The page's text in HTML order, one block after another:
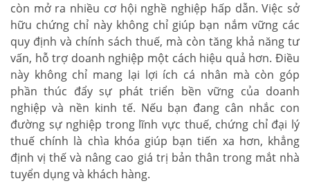
còn mở ra nhiều cơ hội nghề nghiệp hấp dẫn. Việc sở
hữu chứng chỉ này không chỉ giúp bạn nắm vững các
quy định và chính sách thuế, mà còn tăng khả năng tư
vấn, hỗ trợ doanh nghiệp một cách hiệu quả hơn. Điều
này không chỉ mang lại lợi ích cá nhân mà còn góp
phần thúc đẩy sự phát triển bền vững của doanh
nghiệp và nền kinh tế. Nếu bạn đang cân nhắc con
đường sự nghiệp trong lĩnh vực thuế, chứng chỉ đại lý
thuế chính là chìa khóa giúp bạn tiến xa hơn, khẳng
định vị thế và nâng cao giá trị bản thân trong mắt nhà
tuyển dụng và khách hàng.